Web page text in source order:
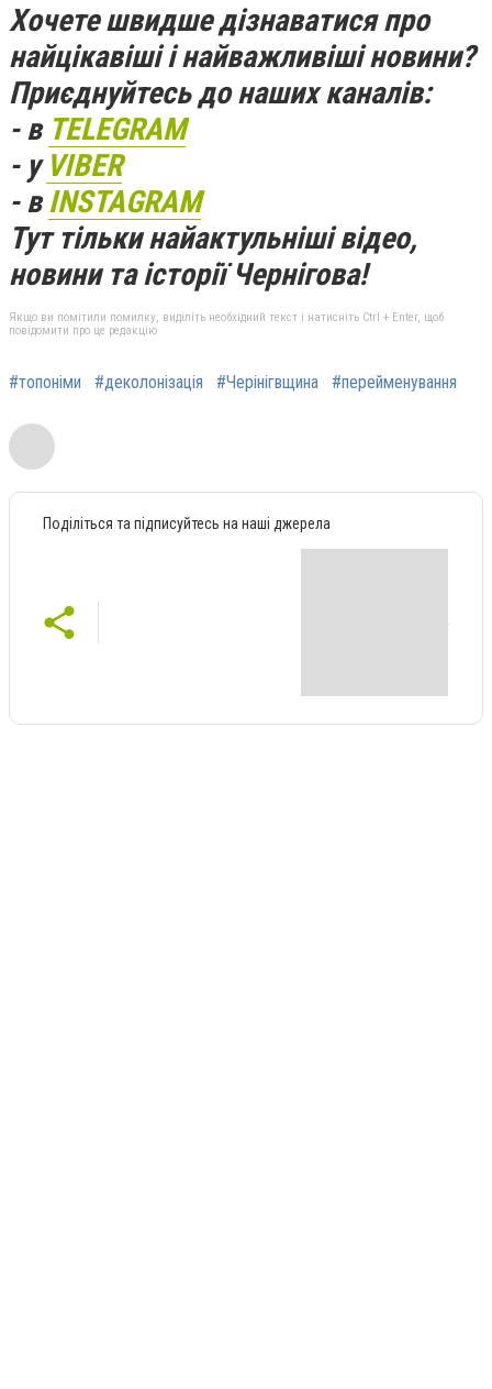
Хочете швидше дізнаватися про
найцікавіші і найважливіші новини?
Приєднуйтесь до наших каналів:
- в TELEGRAM
- у VIBER
- вINSTAGRAM
Тут тільки найактульніші відео,
новини та історії Чернігова!
Якщо ви помітили помилку, виділіть необхідний текст і натисніть Ctrl + Enter, щоб
повідомити про це редакцію
#топоніми #деколонізація #Черінігвщина #перейменування
Поділіться та підписуйтесь на наші джерела